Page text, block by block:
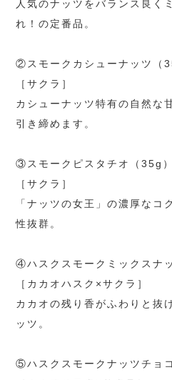
人気のナッツをバランス良く
れ！の定番品。
②スモークカシューナッツ（
［サクラ］
カシューナッツ特有の自然な
引き締めます。
③スモークピスタチオ（35g）
［サクラ］
「ナッツの女王」の濃厚なコ
性抜群。
④ハスクスモークミックスナ
［カカオハスク×サクラ］
カカオの残り香がふわりと抜
ッツ。
⑤ハスクスモークナッツチョ